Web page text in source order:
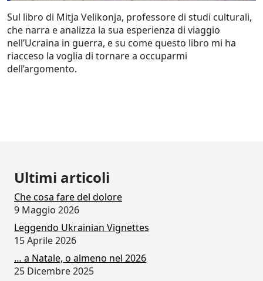
Sul libro di Mitja Velikonja, professore di studi culturali,
che narra e analizza la sua esperienza di viaggio
nell’Ucraina in guerra, e su come questo libro mi ha
riacceso la voglia di tornare a occuparmi
dell’argomento.
Ultimi articoli
Che cosa fare del dolore
9 Maggio 2026
Leggendo Ukrainian Vignettes
15 Aprile 2026
… a Natale, o almeno nel 2026
25 Dicembre 2025